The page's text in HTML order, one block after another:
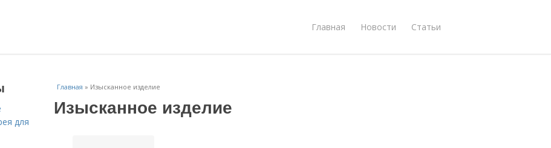
Главная Новости Статьи
Главная » Изысканное изделие
Изысканное изделие
для